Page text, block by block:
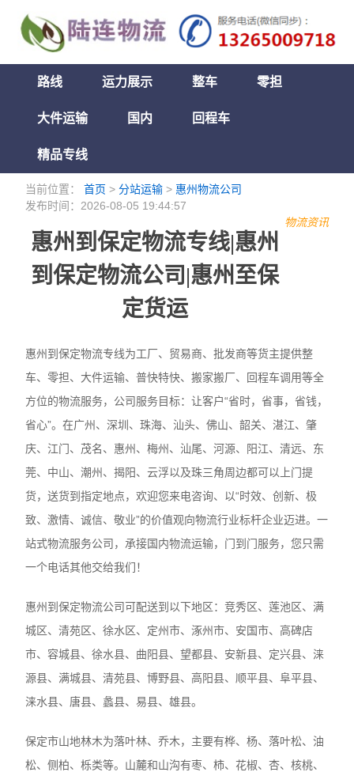
路线 运力展示 整车 零担
大件运输 国内 回程车
精品专线
当前位置：首页 >分站运输 > 惠州物流公司
发布时间：2026-08-05 19:44:57
物流资讯
惠州到保定物流专线|惠州
到保定物流公司|惠州至保
定货运
惠州到保定物流专线为工厂、贸易商、批发商等货主提供整
车、零担、大件运输、普快特快、搬家搬厂、回程车调用等全
方位的物流服务，公司服务目标：让客户“省时，省事，省钱，
省心”。在广州、深圳、珠海、汕头、佛山、韶关、湛江、肇
庆、江门、茂名、惠州、梅州、汕尾、河源、阳江、清远、东
莞、中山、潮州、揭阳、云浮以及珠三角周边都可以上门提
货，送货到指定地点，欢迎您来电咨询、以“时效、创新、极
致、激情、诚信、敬业”的价值观向物流行业标杆企业迈进。一
站式物流服务公司，承接国内物流运输，门到门服务，您只需
一个电话其他交给我们！
惠州到保定物流公司可配送到以下地区：竞秀区、莲池区、满
城区、清苑区、徐水区、定州市、涿州市、安国市、高碑店
市、容城县、徐水县、曲阳县、望都县、安新县、定兴县、涞
源县、满城县、清苑县、博野县、高阳县、顺平县、阜平县、
涞水县、唐县、蠡县、易县、雄县。
保定市山地林木为落叶林、乔木，主要有桦、杨、落叶松、油
松、侧柏、栎类等。山麓和山沟有枣、柿、花椒、杏、核桃、